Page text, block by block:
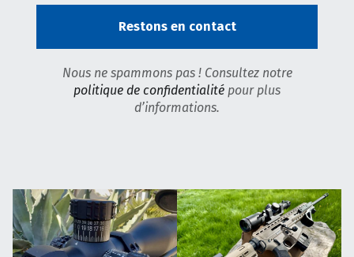
Nous ne spammons pas ! Consultez notre
politique de confidentialité pour plus
d’informations.